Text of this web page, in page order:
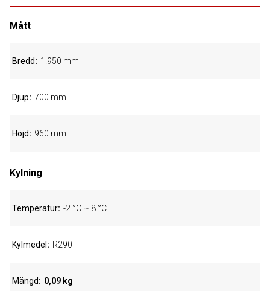
Mått
Bredd 1.950 mm
Djup 700 mm
Höjd 960 mm
Kylning
Temperatur -2 °C ~ 8 °C
Kylmedel R290
Mängd 0,09 kg